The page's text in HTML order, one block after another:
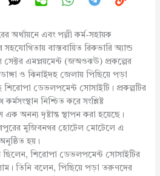
অর্থায়নে এবং পল্লী কর্ম-সহায়ক
বাস্তবায়িত রিকভারি অ্যান্ড
এমপ্লয়মেন্ট (জঅওঝঊ) প্রকল্পের
ও ঝিনাইদহ জেলায় পিছিয়ে পড়া
ডেভলপমেন্ট সোসাইটি। প্রকল্পটির
নিশ্চিত করে সংশ্লিষ্ট
অনন্য দৃষ্টান্ত স্থাপন করা হয়েছে।
মুজিবনগর হোটেল মোটেলে এ
হয়।
শিরোপা ডেভলপমেন্ট সোসাইটির
তিনি বলেন, পিছিয়ে পড়া তরুণদের